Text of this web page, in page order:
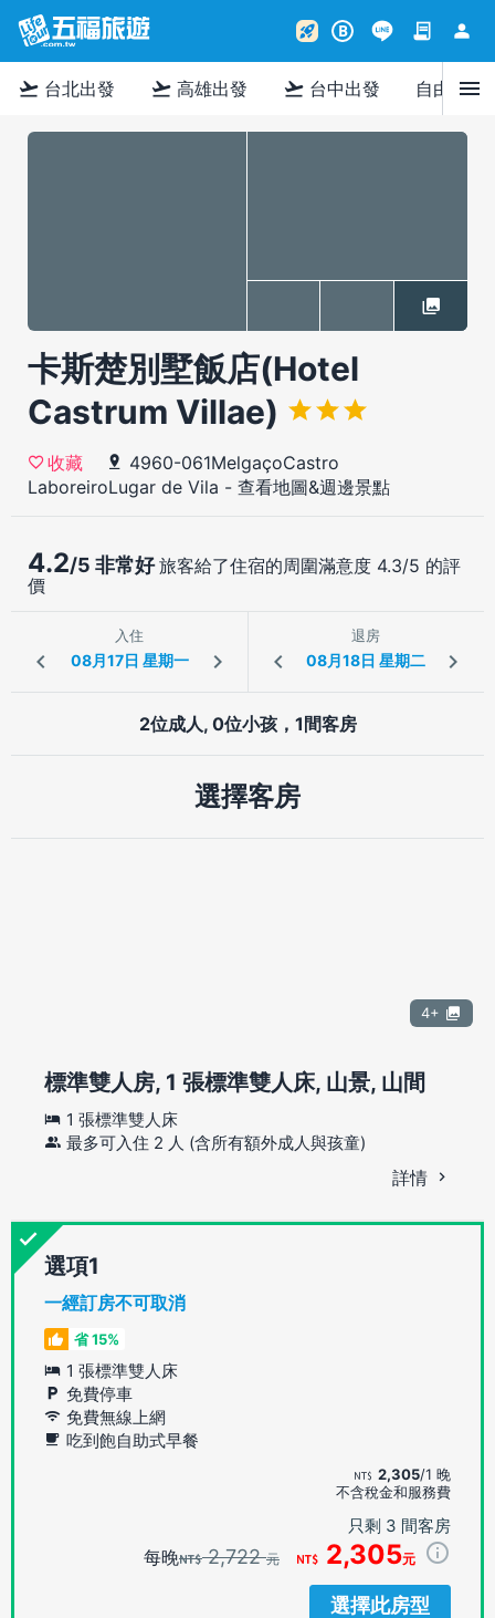
rocket_launch B contract person
flight_takeoff 台北出發 flight_takeoff 高雄出發 flight_takeoff 台中出發 自由行menu
卡斯楚別墅飯店(Hotel
Castrum Villae)
收藏
4960-061MelgaçoCastro
LaboreiroLugar de Vila - 查看地圖&週邊景點
4.2/5 非常好旅客給了住宿的周圍滿意度 4.3/5 的評
價
入住 退房
2位成人, 0位小孩，1間客房
選擇客房
4+
標準雙人房, 1 張標準雙人床, 山景, 山間
1 張標準雙人床
最多可入住 2 人 (含所有額外成人與孩童)
詳情
選項
一經訂房不可取消
省 15%
1 張標準雙人床
免費停車
免費無線上網
吃到飽自助式早餐
2,305/1 晚
不含稅金和服務費
只剩 3 間客房
每晚 2,722元 2,305元
選擇此房型